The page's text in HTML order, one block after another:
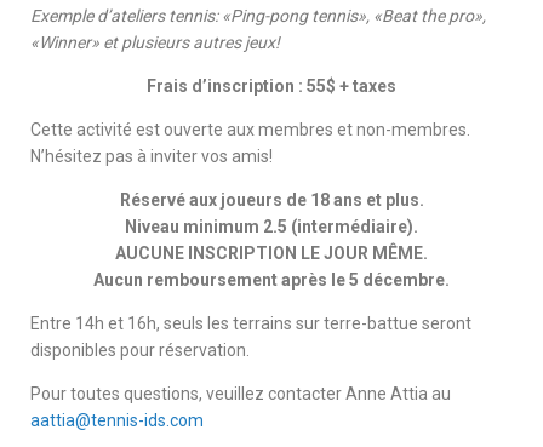
Exemple d’ateliers tennis: «Ping-pong tennis», «Beat the pro»,
«Winner» et plusieurs autres jeux!
Frais d’inscription : 55$ + taxes
Cette activité est ouverte aux membres et non-membres.
N’hésitez pas à inviter vos amis!
Réservé aux joueurs de 18 ans et plus.
Niveau minimum 2.5 (intermédiaire).
AUCUNE INSCRIPTION LE JOUR MÊME.
Aucun remboursement après le 5 décembre.
Entre 14h et 16h, seuls les terrains sur terre-battue seront
disponibles pour réservation.
Pour toutes questions, veuillez contacter Anne Attia au
aattia@tennis-ids.com